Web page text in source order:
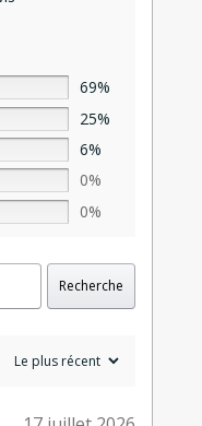
69%
25%
6%
0%
0%
Recherche